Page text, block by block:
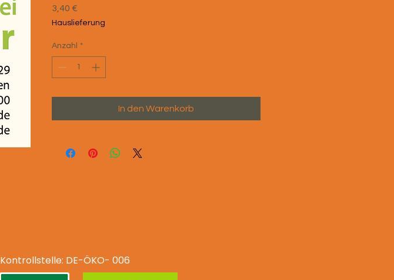
3,40 €
Hauslieferung
Anzahl *
In den Warenkorb
Kontrollstelle: DE-ÖKO- 006